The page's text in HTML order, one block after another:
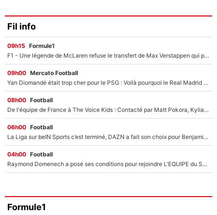
Fil info
09h15 Formule1
F1 - Une légende de McLaren refuse le transfert de Max Verstappen qui pourrait «faire des vagues» et plomber l'ambiance dans l'équipe
09h00 Mercato Football
Yan Diomandé était trop cher pour le PSG : Voilà pourquoi le Real Madrid a accepté de payer la somme record de 140M€ pour boucler son transfert !
08h00 Football
De l'équipe de France à The Voice Kids : Contacté par Matt Pokora, Kylian Mbappé a accepté de jouer un rôle inédit sur TF1 !
06h00 Football
La Liga sur beIN Sports c’est terminé, DAZN a fait son choix pour Benjamin Da Silva et Omar Da Fonseca !
04h00 Football
Raymond Domenech a posé ses conditions pour rejoindre L'EQUIPE du Soir : Il refuse de faire l'émission avec un autre chroniqueur !
Formule1